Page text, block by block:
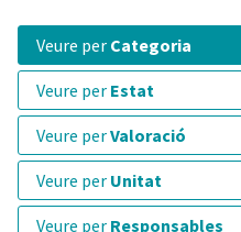
veure per Categoria
veure per Estat
veure perValoració
veure per Unitat
veure per Responsables